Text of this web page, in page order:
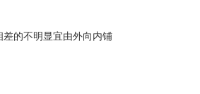
的不明显宜由外向内铺